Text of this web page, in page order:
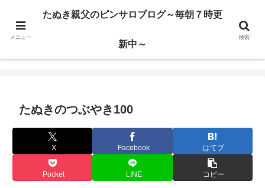
ハードサービス嬢を求めて3000回ピンサロで遊んだ親父
たぬき親父のピンサロブログ～毎朝７時更新中～
たぬきのつぶやき100
X Facebook はてブ
Pocket LINE コピー
メニュー
たぬき親父のピンサロブログ～毎朝７時更
新中～
検索